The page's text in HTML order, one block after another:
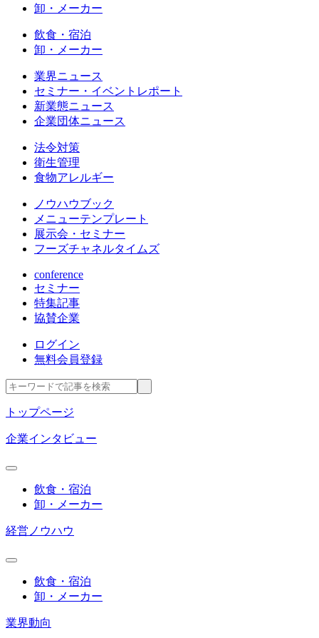
卸・メーカー
飲食・宿泊
卸・メーカー
業界ニュース
セミナー・イベントレポート
新業態ニュース
企業団体ニュース
法令対策
衛生管理
食物アレルギー
ノウハウブック
メニューテンプレート
展示会・セミナー
フーズチャネルタイムズ
conference
セミナー
特集記事
協賛企業
ログイン
無料会員登録
トップページ
企業インタビュー
飲食・宿泊
卸・メーカー
経営ノウハウ
飲食・宿泊
卸・メーカー
業界動向